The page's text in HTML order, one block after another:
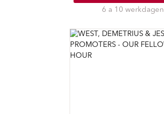
6 a 10 werkdagen